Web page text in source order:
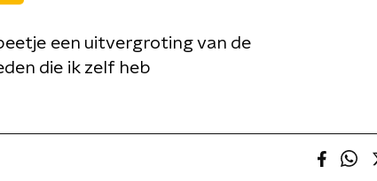
een uitvergroting van de
die ik zelf heb